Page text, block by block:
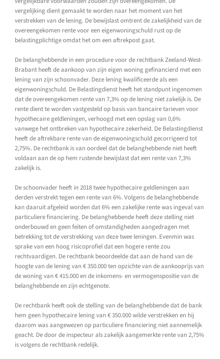
vergelijking dient gemaakt te worden naar het moment van het
verstrekken van de lening. De bewijslast omtrent de zakelijkheid van de
overeengekomen rente voor een eigenwoningschuld rust op de
belastingplichtige omdat het om een aftrekpost gaat.
De belanghebbende in een procedure voor de rechtbank Zeeland-West-
Brabant heeft de aankoop van zijn eigen woning gefinancierd met een
lening van zijn schoonvader. Deze lening kwalificeerde als een
eigenwoningschuld. De Belastingdienst heeft het standpunt ingenomen
dat de overeengekomen rente van 7,3% op de lening niet zakelijk is. De
rente dient te worden vastgesteld op basis van bancaire tarieven voor
hypothecaire geldleningen, verhoogd met een opslag van 0,6%
vanwege het ontbreken van hypothecaire zekerheid. De Belastingdienst
heeft de aftrekbare rente van de eigenwoningschuld gecorrigeerd tot
2,75%. De rechtbank is van oordeel dat de belanghebbende niet heeft
voldaan aan de op hem rustende bewijslast dat een rente van 7,3%
zakelijk is.
De schoonvader heeft in 2018 twee hypothecaire geldleningen aan
derden verstrekt tegen een rente van 6%. Volgens de belanghebbende
kan daaruit afgeleid worden dat 6% een zakelijke rente was ingeval van
particuliere financiering. De belanghebbende heeft deze stelling niet
onderbouwd en geen feiten of omstandigheden aangedragen met
betrekking tot de verstrekking van deze twee leningen. Evenmin was
sprake van een hoog risicoprofiel dat een hogere rente zou
rechtvaardigen. De rechtbank beoordeelde dat aan de hand van de
hoogte van de lening van € 350.000 ten opzichte van de aankooprijs van
de woning van € 415.000 en de inkomens- en vermogenspositie van de
belanghebbende en zijn echtgenote.
De rechtbank heeft ook de stelling van de belanghebbende dat de bank
hem geen hypothecaire lening van € 350.000 wilde verstrekken en hij
daarom was aangewezen op particuliere financiering niet aannemelijk
geacht. De door de inspecteur als zakelijk aangemerkte rente van 2,75%
is volgens de rechtbank redelijk.